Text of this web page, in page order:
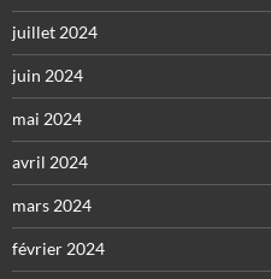
juillet 2024
juin 2024
mai 2024
avril 2024
mars 2024
février 2024